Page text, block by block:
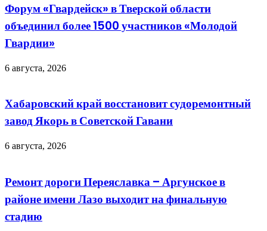
Форум «Гвардейск» в Тверской области
объединил более 1500 участников «Молодой
Гвардии»
6 августа, 2026
Хабаровский край восстановит судоремонтный
завод Якорь в Советской Гавани
6 августа, 2026
Ремонт дороги Переяславка – Аргунское в
районе имени Лазо выходит на финальную
стадию